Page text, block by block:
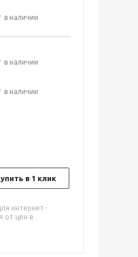
в наличии
в наличии
в наличии
в 1 клик
интернет-
от цен в